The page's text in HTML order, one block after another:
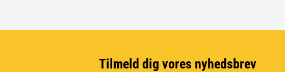
Tilmeld dig vores nyhedsbrev